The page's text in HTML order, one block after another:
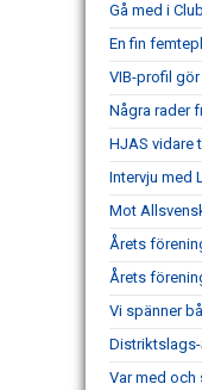
Gå med i
En fin
VIB-profil
Några rader
HJAS vidare
Intervju med
Mot
Årets
Årets
Vi spänner
Distriktslags-
Var med